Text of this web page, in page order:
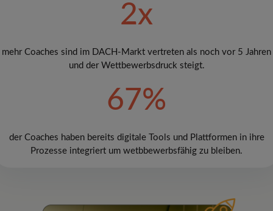
2x
mehr Coaches sind im DACH-Markt vertreten als noch vor 5 Jahren
und der Wettbewerbsdruck steigt.
67%
der Coaches haben bereits digitale Tools und Plattformen in ihre
Prozesse integriert um wetbbewerbsfähig zu bleiben.